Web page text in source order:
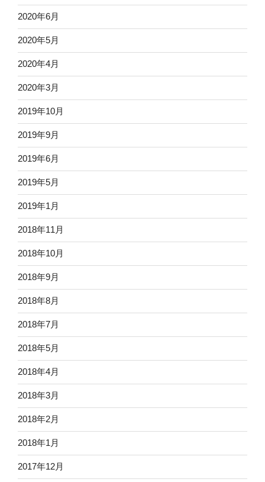
2020年6月
2020年5月
2020年4月
2020年3月
2019年10月
2019年9月
2019年6月
2019年5月
2019年1月
2018年11月
2018年10月
2018年9月
2018年8月
2018年7月
2018年5月
2018年4月
2018年3月
2018年2月
2018年1月
2017年12月